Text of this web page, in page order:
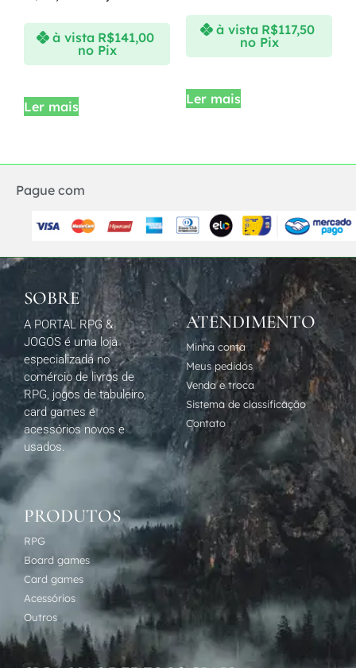
à vista R$141,00
no Pix
Ler mais
à vista R$117,50
no Pix
Ler mais
Pague com
SOBRE
A PORTAL RPG &
JOGOS é uma loja
especializada no
comércio de livros de
RPG, jogos de tabuleiro,
card games e
acessórios novos e
usados.
ATENDIMENTO
Minha conta
Meus pedidos
Venda e troca
Sistema de classificação
Contato
PRODUTOS
RPG
Board games
Card games
Acessórios
Outros